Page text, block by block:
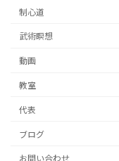
制心道
武術瞑想
動画
教室
代表
ブログ
お問い合わせ